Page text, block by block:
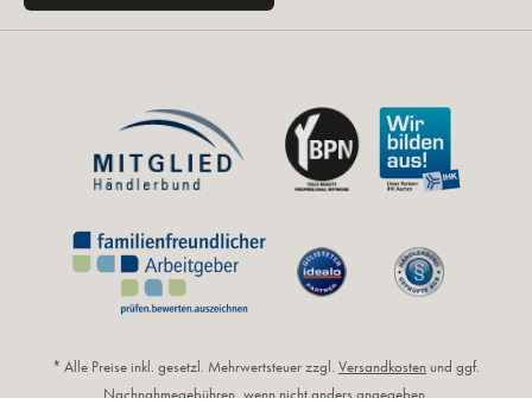
* Alle Preise inkl. gesetzl. Mehrwertsteuer zzgl. Versandkosten und ggf.
Nachnahmegebühren, wenn nicht anders angegeben.